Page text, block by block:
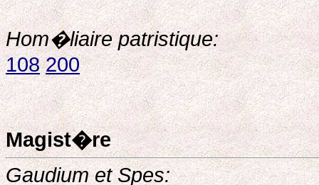
Hom�liaire patristique:
108 200
Magist�re
Gaudium et Spes: